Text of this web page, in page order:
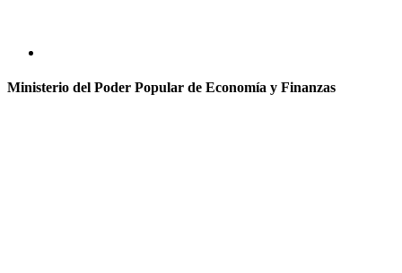
Ministerio del Poder Popular de Economía y Finanzas